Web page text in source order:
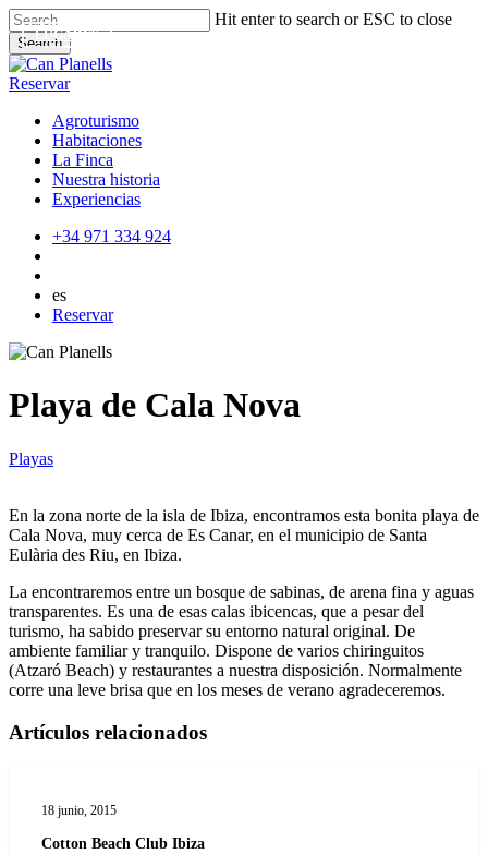
Skip
to
main
content
Hit enter to search or ESC to close
Search
Close
Search
Reservar
Agroturismo
Habitaciones
La Finca
Nuestra historia
Experiencias
+34 971 334 924
es
Reservar
Playa de Cala Nova
Playas
En la zona norte de la isla de Ibiza, encontramos esta bonita playa de
Cala Nova, muy cerca de Es Canar, en el municipio de Santa
Eulària des Riu, en Ibiza.
La encontraremos entre un bosque de sabinas, de arena fina y aguas
transparentes. Es una de esas calas ibicencas, que a pesar del
turismo, ha sabido preservar su entorno natural original. De
ambiente familiar y tranquilo. Dispone de varios chiringuitos
(Atzaró Beach) y restaurantes a nuestra disposición. Normalmente
corre una leve brisa que en los meses de verano agradeceremos.
Artículos relacionados
LUGARES
18 junio, 2015
Cotton Beach Club Ibiza
LUGARES
LUGARES